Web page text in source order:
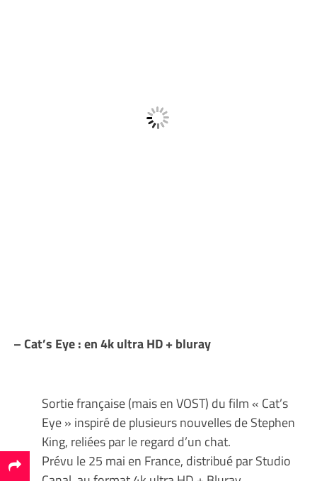
– Cat’s Eye : en 4k ultra HD + bluray
Sortie française (mais en VOST) du film « Cat’s
Eye » inspiré de plusieurs nouvelles de Stephen
King, reliées par le regard d’un chat.
Prévu le 25 mai en France, distribué par Studio